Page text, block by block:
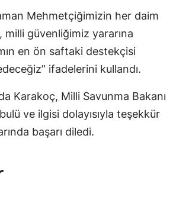
Mehmetçiğimizin her daim
milli güvenliğimiz yararına
en ön saftaki destekçisi
ifadelerini kullandı.
Karakoç, Milli Savunma Bakanı
ve ilgisi dolayısıyla teşekkür
başarı diledi.